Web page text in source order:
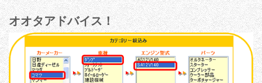
オオタアドバイス！